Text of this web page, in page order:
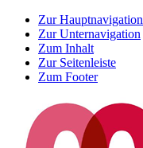
Zur Hauptnavigation
Zur Unternavigation
Zum Inhalt
Zur Seitenleiste
Zum Footer